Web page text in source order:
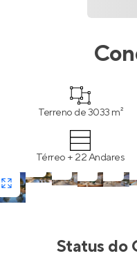
Terreno de 3033 m²
Térreo + 22 Andares
Status do